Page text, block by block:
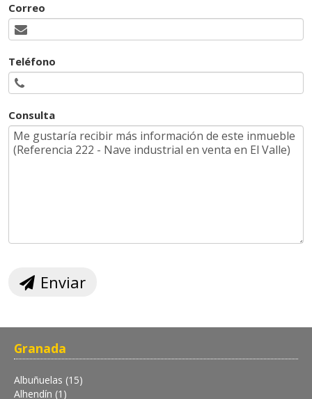
Correo
Teléfono
Consulta
Enviar
Granada
Albuñuelas (15)
Alhendín (1)